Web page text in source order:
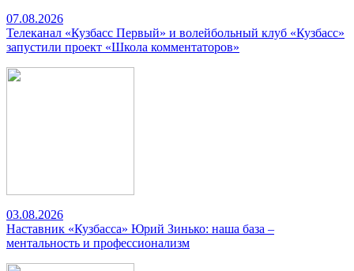
07.08.2026
Телеканал «Кузбасс Первый» и волейбольный клуб «Кузбасс»
запустили проект «Школа комментаторов»
03.08.2026
Наставник «Кузбасса» Юрий Зинько: наша база –
ментальность и профессионализм